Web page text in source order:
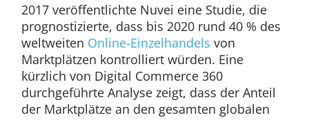
2017 veröffentlichte Nuvei eine Studie, die
prognostizierte, dass bis 2020 rund 40 % des
weltweiten Online-Einzelhandels von
Marktplätzen kontrolliert würden. Eine
kürzlich von Digital Commerce 360
durchgeführte Analyse zeigt, dass der Anteil
der Marktplätze an den gesamten globalen